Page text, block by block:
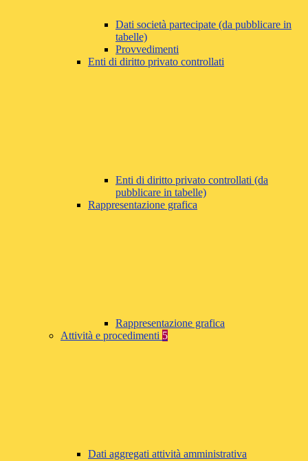
Dati società partecipate (da pubblicare in
tabelle)
Provvedimenti
Enti di diritto privato controllati
Enti di diritto privato controllati (da
pubblicare in tabelle)
Rappresentazione grafica
Rappresentazione grafica
Attività e procedimenti 5
Dati aggregati attività amministrativa